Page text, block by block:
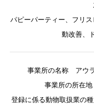
パピーパーティー、フリ
動改善、
事業所の名称 アウ
事業所の所在
登録に係る動物取扱業